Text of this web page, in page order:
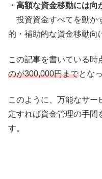
・高額な資金移動には向
投資資金すべてを動か
的・補助的な資金移動向
この記事を書いている時
のが300,000円までとな
このように、万能なサー
定すれば資金管理の手間
す。